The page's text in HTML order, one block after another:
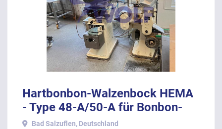
Hartbonbon-Walzenbock HEMA
- Type 48-A/50-A für Bonbon-
Lutscher, Baujahr 1986.
Bad Salzuflen, Deutschland